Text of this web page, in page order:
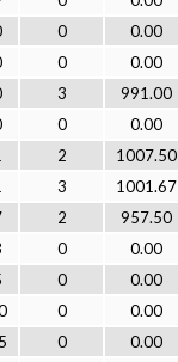
0 0.00
0 0.00
3 991.00
0 0.00
2 1007.50
3 1001.67
2 957.50
0 0.00
0 0.00
0 0.00
0 0.00